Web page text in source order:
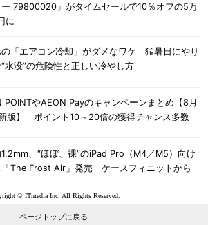
ー 79800020」がタイムセールで10％オフの5万
に
の「エアコン冷却」がダメなワケ 猛暑日にやり
水没”の危険性と正しい冷やし方
POINTやAEON Payのキャンペーンまとめ【8月
版】 ポイント10～20倍の獲得チャンス多数
、“ほぼ、裸”のiPad Pro（M4／M5）向け
「The Frost Air」発売 ケースフィニットから
© ITmedia Inc. All Rights Reserved.
ページトップに戻る